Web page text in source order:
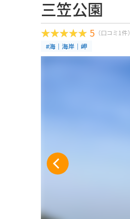
三笠公園
5 （口コミ1件）
#海｜海岸｜岬